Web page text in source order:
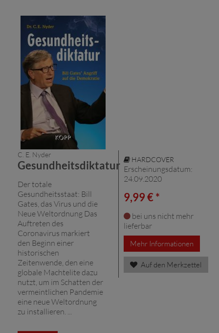
C. E. Nyder
Gesundheitsdiktatur
Der totale
Gesundheitsstaat: Bill
Gates, das Virus und die
Neue Weltordnung Das
Auftreten des
Coronavirus markiert
den Beginn einer
historischen
Zeitenwende, den eine
globale Machtelite dazu
nutzt, um im Schatten der
vermeintlichen Pandemie
eine neue Weltordnung
zu installieren. ...
HARDCOVER
Erscheinungsdatum:
24.09.2020
9,99 € *
bei uns nicht mehr
lieferbar
Mehr Informationen
Auf den Merkzettel